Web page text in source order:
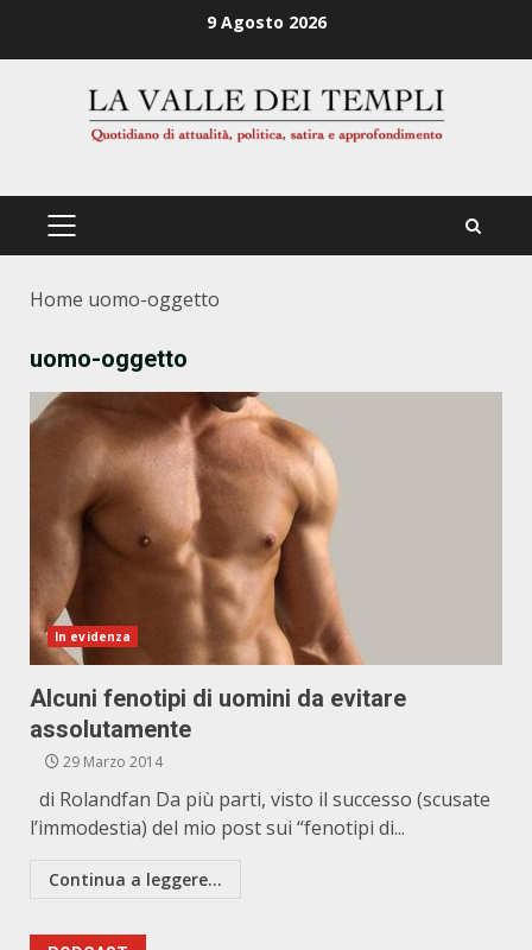
9 Agosto 2026
PRIMÄRES
Home uomo-oggetto
uomo-oggetto
In evidenza
Alcuni fenotipi di uomini da evitare
assolutamente
29 Marzo 2014
di Rolandfan Da più parti, visto il successo (scusate
l’immodestia) del mio post sui “fenotipi di...
Continua a leggere...